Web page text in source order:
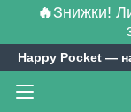
🔥Знижки!
Happy Pocket ―